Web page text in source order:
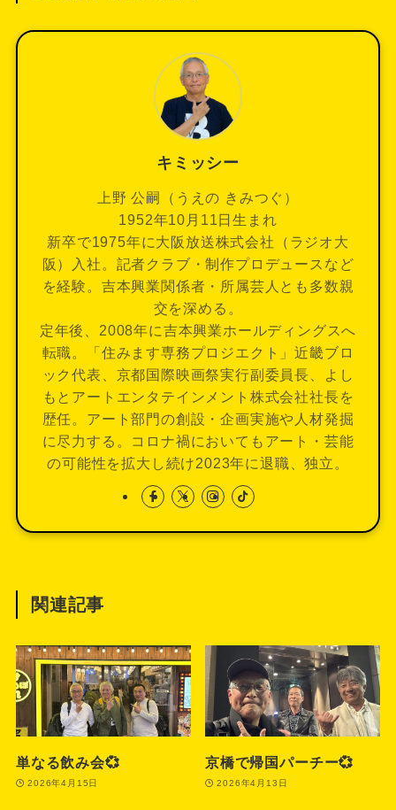
キミッシー
上野 公嗣（うえの きみつぐ）
1952年10月11日生まれ
新卒で1975年に大阪放送株式会社（ラジオ大
阪）入社。記者クラブ・制作プロデュースなど
を経験。吉本興業関係者・所属芸人とも多数親
交を深める。
定年後、2008年に吉本興業ホールディングスへ
転職。「住みます専務プロジエクト」近畿ブロ
ック代表、京都国際映画祭実行副委員長、よし
もとアートエンタテインメント株式会社社長を
歴任。アート部門の創設・企画実施や人材発掘
に尽力する。コロナ禍においてもアート・芸能
の可能性を拡大し続け2023年に退職、独立。
関連記事
単なる飲み会💞
2026年4月15日
京橋で帰国パーチー💞
2026年4月13日